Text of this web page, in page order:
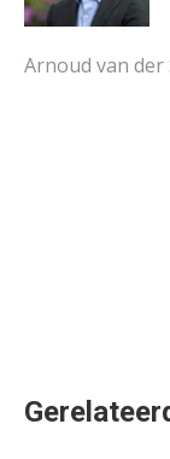
Arnoud van